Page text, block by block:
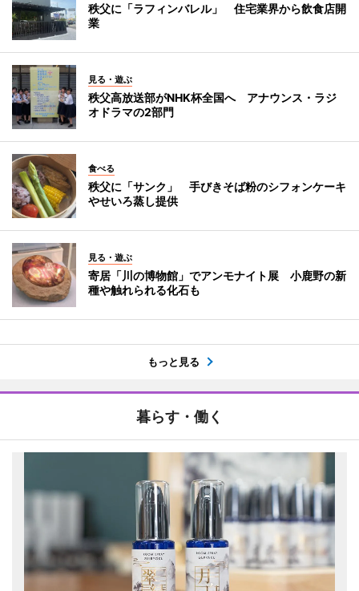
秩父に「ラフィンバレル」 住宅業界から飲食店開
業
見る・遊ぶ
秩父高放送部がNHK杯全国へ アナウンス・ラジ
オドラマの2部門
食べる
秩父に「サンク」 手びきそば粉のシフォンケーキ
やせいろ蒸し提供
見る・遊ぶ
寄居「川の博物館」でアンモナイト展 小鹿野の新
種や触れられる化石も
もっと見る
暮らす・働く